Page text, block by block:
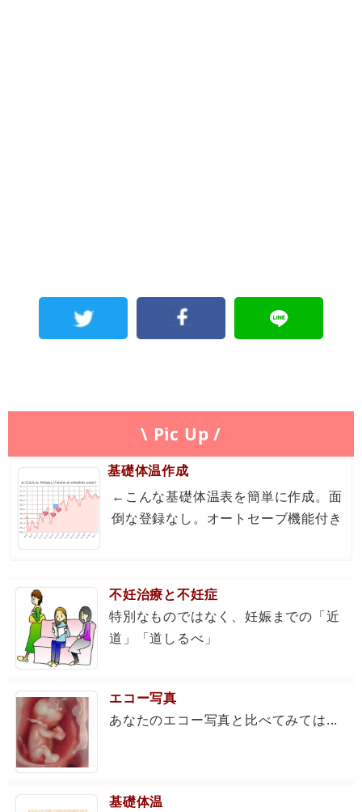
\ Pic Up /
基礎体温作成
←こんな基礎体温表を簡単に作成。面
倒な登録なし。オートセーブ機能付き
不妊治療と不妊症
特別なものではなく、妊娠までの「近
道」「道しるべ」
エコー写真
あなたのエコー写真と比べてみては...
基礎体温